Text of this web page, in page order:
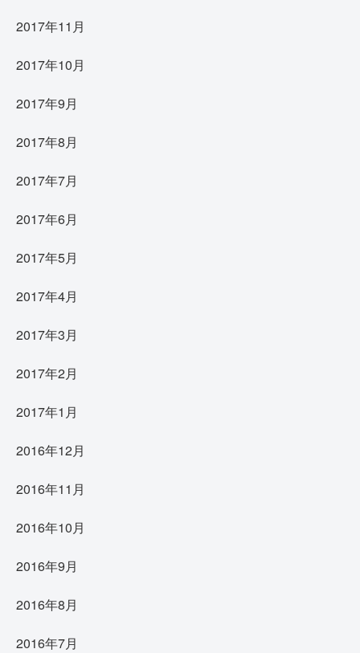
2017年11月
2017年10月
2017年9月
2017年8月
2017年7月
2017年6月
2017年5月
2017年4月
2017年3月
2017年2月
2017年1月
2016年12月
2016年11月
2016年10月
2016年9月
2016年8月
2016年7月